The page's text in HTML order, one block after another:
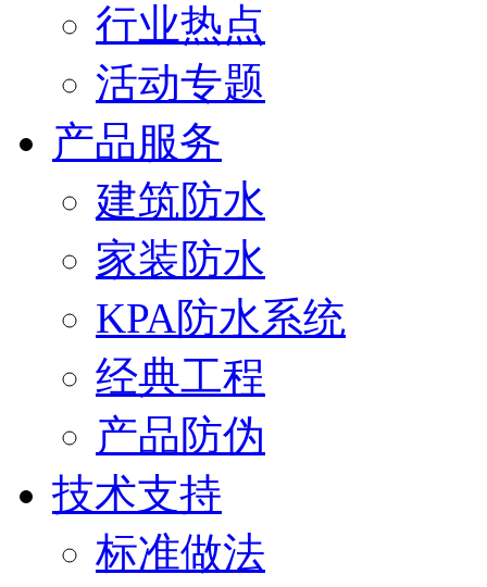
行业热点
活动专题
产品服务
建筑防水
家装防水
KPA防水系统
经典工程
产品防伪
技术支持
标准做法